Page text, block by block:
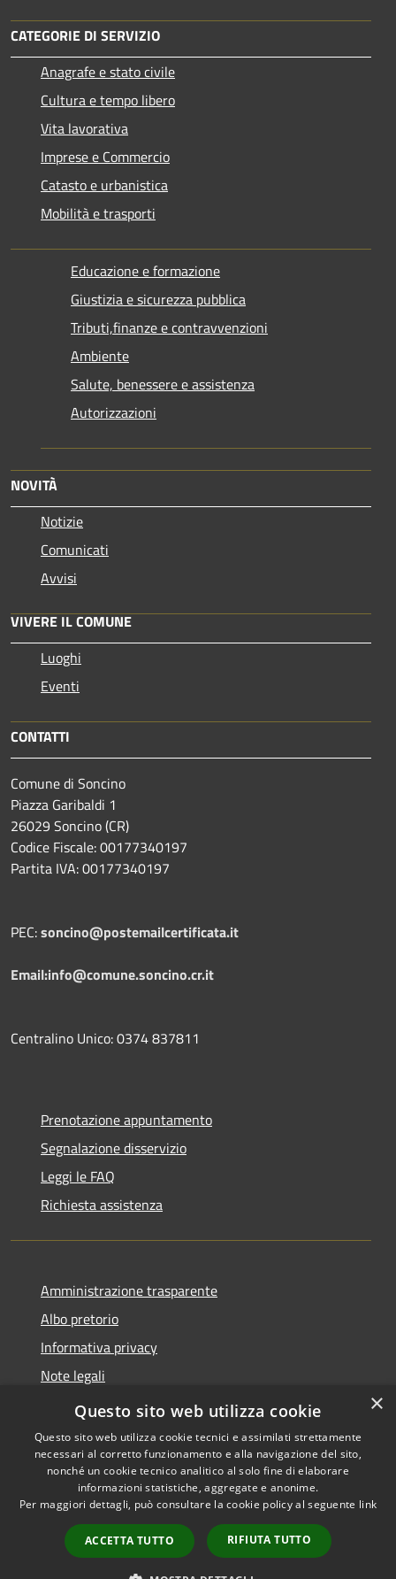
CATEGORIE DI SERVIZIO
Anagrafe e stato civile
Cultura e tempo libero
Vita lavorativa
Imprese e Commercio
Catasto e urbanistica
Mobilità e trasporti
Educazione e formazione
Giustizia e sicurezza pubblica
Tributi,finanze e contravvenzioni
Ambiente
Salute, benessere e assistenza
Autorizzazioni
NOVITÀ
Notizie
Comunicati
Avvisi
VIVERE IL COMUNE
Luoghi
Eventi
CONTATTI
Comune di Soncino
Piazza Garibaldi 1
26029 Soncino (CR)
Codice Fiscale: 00177340197
Partita IVA: 00177340197
PEC:soncino@postemailcertificata.it
Email:info@comune.soncino.cr.it
Centralino Unico: 0374 837811
Prenotazione appuntamento
Segnalazione disservizio
Leggi le FAQ
Richiesta assistenza
Amministrazione trasparente
Albo pretorio
Informativa privacy
Note legali
Dichiarazione di accessibilità
Accessibilità
Copyright © 2026 • Comune di
Soncino • Powered by
Municipium•
Accesso
redazione
×
Questo sito web utilizza cookie
Questo sito web utilizza cookie tecnici e assimilati strettamente
necessari al corretto funzionamento e alla navigazione del sito,
nonché un cookie tecnico analitico al solo fine di elaborare
informazioni statistiche, aggregate e anonime.
Per maggiori dettagli, può consultare la cookie policy al seguente link
ACCETTA TUTTO RIFIUTA TUTTO